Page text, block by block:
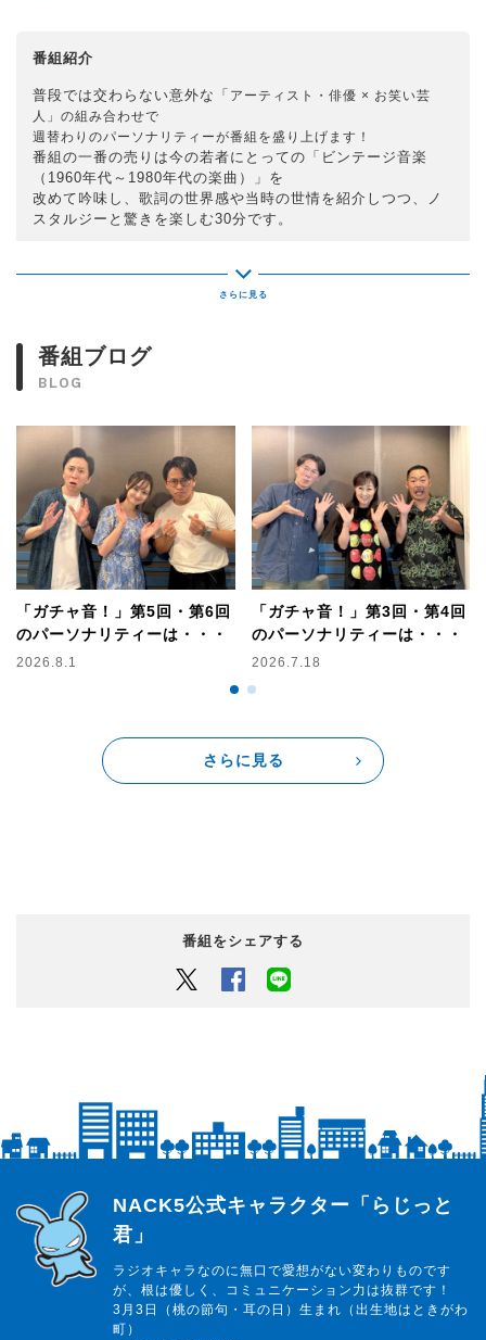
番組紹介
普段では交わらない意外な「 アーティスト・俳優 × お笑い芸
人」の組み合わせで
週替わりのパーソナリティーが番組を盛り上げます！
番組の一番の売りは今の若者にとっての「ビンテージ音楽
（1960年代～1980年代の楽曲）」を
改めて吟味し、歌詞の世界感や当時の世情を紹介しつつ、ノ
スタルジーと驚きを楽しむ30分です。
番組ブログ
BLOG
「ガチャ音！」第5回・第6回
のパーソナリティーは・・・
2026.8.1
「ガチャ音！」第3回・第4回
のパーソナリティーは・・・
2026.7.18
さらに見る
番組をシェアする
Twitter Facebook
らじっと君
NACK5公式キャラクター「らじっと
君」
ラジオキャラなのに無口で愛想がない変わりものです
が、根は優しく、コミュニケーション力は抜群です！
3月3日（桃の節句・耳の日）生まれ（出生地はときがわ
町）